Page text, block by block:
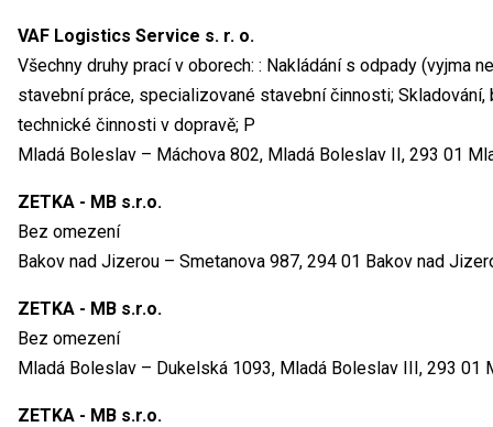
VAF Logistics Service s. r. o.
Všechny druhy prací v oborech: : Nakládání s odpady (vyjma
stavební práce, specializované stavební činnosti;
technické činnosti v dopravě; P
Mladá Boleslav – Máchova 802, Mladá Boleslav II, 293 01
ZETKA - MB s.r.o.
Bez omezení
Bakov nad Jizerou – Smetanova 987, 294 01 Bakov nad
ZETKA - MB s.r.o.
Bez omezení
Mladá Boleslav – Dukelská 1093, Mladá Boleslav III, 293 01
ZETKA - MB s.r.o.